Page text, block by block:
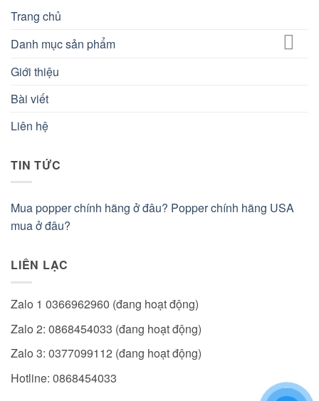
Trang chủ
Danh mục sản phẩm
Giới thiệu
Bài viết
Liên hệ
TIN TỨC
Mua popper chính hãng ở đâu? Popper chính hãng USA
mua ở đâu?
LIÊN LẠC
Zalo 1 0366962960 (đang hoạt động)
Zalo 2: 0868454033 (đang hoạt động)
Zalo 3: 0377099112 (đang hoạt động)
Hotline: 0868454033